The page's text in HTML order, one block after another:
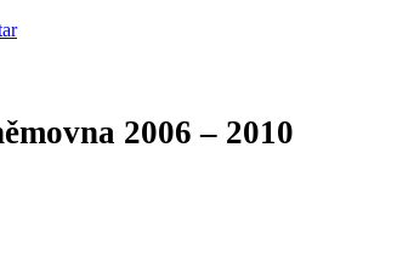
2006 – 2010